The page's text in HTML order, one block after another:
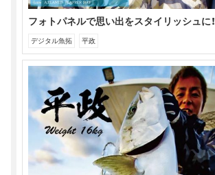
フォトパネルで思い出をスタイリッシュに！
デジタル魚拓 平政